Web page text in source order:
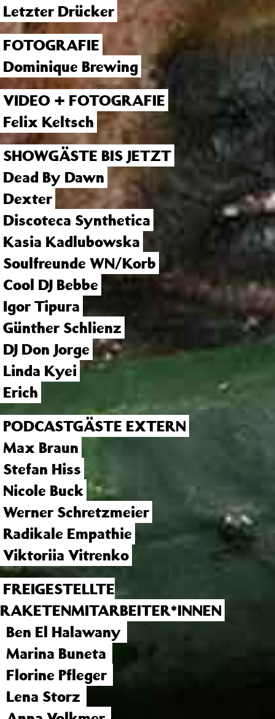
Letzter Drücker
FOTOGRAFIE
Dominique Brewing
VIDEO + FOTOGRAFIE
Felix Keltsch
SHOWGÄSTE BIS JETZT
Dead By Dawn
Dexter
Discoteca Synthetica
Kasia Kadlubowska
Soulfreunde WN/Korb
Cool DJ Bebbe
Igor Tipura
Günther Schlienz
DJ Don Jorge
Linda Kyei
Erich
PODCASTGÄSTE EXTERN
Max Braun
Stefan Hiss
Nicole Buck
Werner Schretzmeier
Radikale Empathie
Viktoriia Vitrenko
FREIGESTELLTE
RAKETENMITARBEITER*INNEN
Ben El Halawany
Marina Buneta
Florine Pfleger
Lena Storz